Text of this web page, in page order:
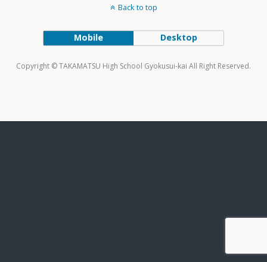
Back to top
Mobile Desktop
Copyright © TAKAMATSU High School Gyokusui-kai All Right Reserved.